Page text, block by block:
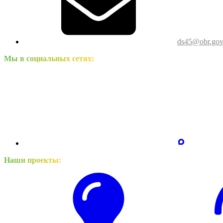
Мы в социальных сетях:
Наши проекты: